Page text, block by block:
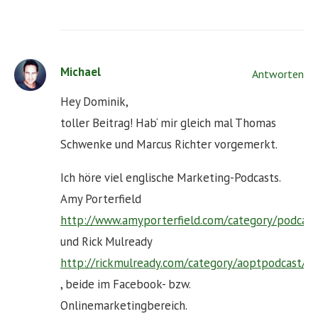
Michael Antworten
Hey Dominik,
toller Beitrag! Hab‘ mir gleich mal Thomas
Schwenke und Marcus Richter vorgemerkt.
Ich höre viel englische Marketing-Podcasts.
Amy Porterfield
http://www.amyporterfield.com/category/
und Rick Mulready
http://rickmulready.com/category/aoptpodcast/
, beide im Facebook- bzw.
Onlinemarketingbereich.